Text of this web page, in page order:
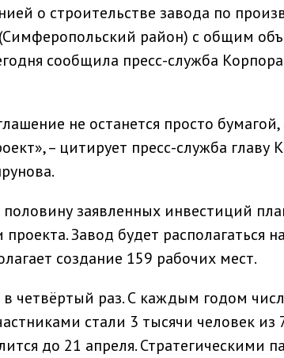
о строительстве завода по
район) с общим
сообщила пресс-служба
не останется просто
– цитирует пресс-служба главу
заявленных инвестиций
Завод будет располагаться
создание 159 рабочих мест.
раз. С каждым годом
стали 3 тысячи человек из
до 21 апреля. Стратегическими